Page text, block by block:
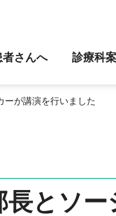
者さんへ 診療科
ーが講演を行いました
長とソ